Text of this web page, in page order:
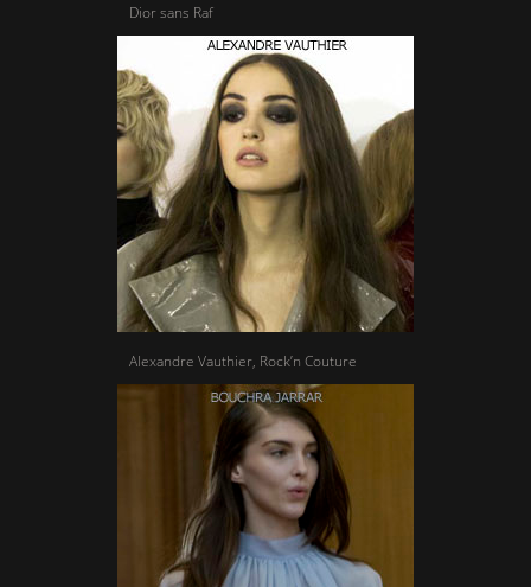
Dior sans Raf
Alexandre Vauthier, Rock’n Couture